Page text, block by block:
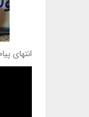
انتهای